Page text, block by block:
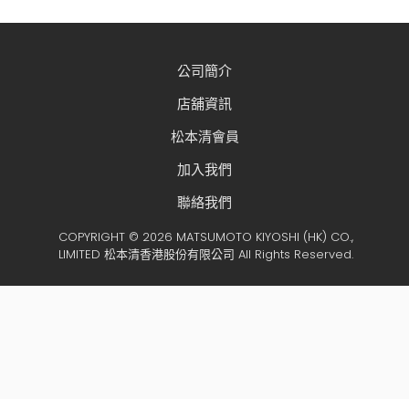
公司簡介
店舖資訊
松本清會員
加入我們
聯絡我們
COPYRIGHT © 2026 MATSUMOTO KIYOSHI (HK) CO.,
LIMITED 松本清香港股份有限公司 All Rights Reserved.